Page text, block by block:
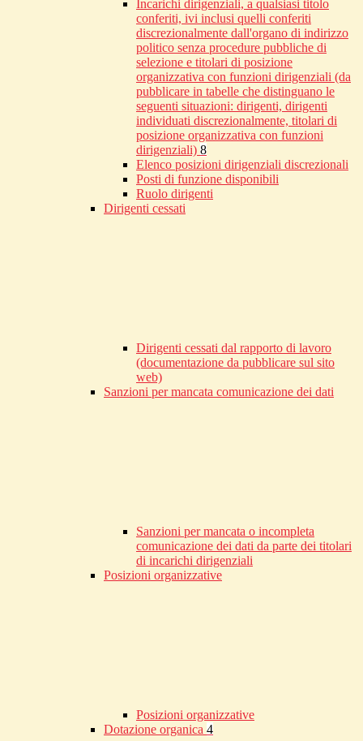
Incarichi dirigenziali, a qualsiasi titolo
conferiti, ivi inclusi quelli conferiti
discrezionalmente dall'organo di indirizzo
politico senza procedure pubbliche di
selezione e titolari di posizione
organizzativa con funzioni dirigenziali (da
pubblicare in tabelle che distinguano le
seguenti situazioni: dirigenti, dirigenti
individuati discrezionalmente, titolari di
posizione organizzativa con funzioni
dirigenziali) 8
Elenco posizioni dirigenziali discrezionali
Posti di funzione disponibili
Ruolo dirigenti
Dirigenti cessati
Dirigenti cessati dal rapporto di lavoro
(documentazione da pubblicare sul sito
web)
Sanzioni per mancata comunicazione dei dati
Sanzioni per mancata o incompleta
comunicazione dei dati da parte dei titolari
di incarichi dirigenziali
Posizioni organizzative
Posizioni organizzative
Dotazione organica 4